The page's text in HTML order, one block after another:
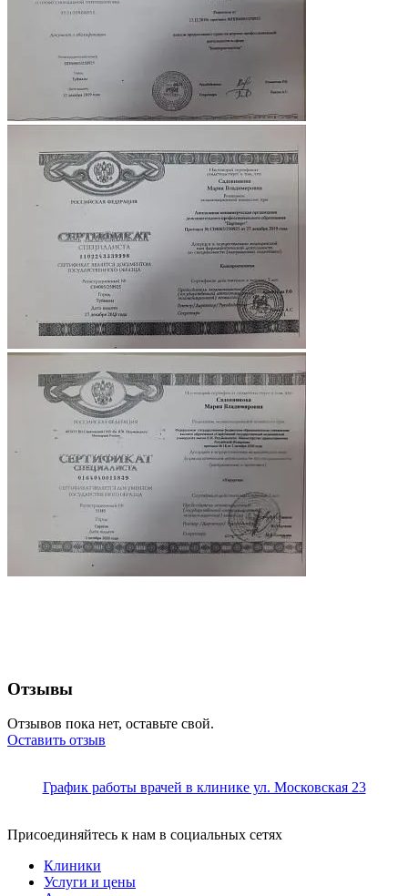
Отзывы
Отзывов пока нет, оставьте свой.
Оставить отзыв
График работы врачей в клинике ул. Московская 23
Присоединяйтесь к нам в социальных сетях
Клиники
Услуги и цены